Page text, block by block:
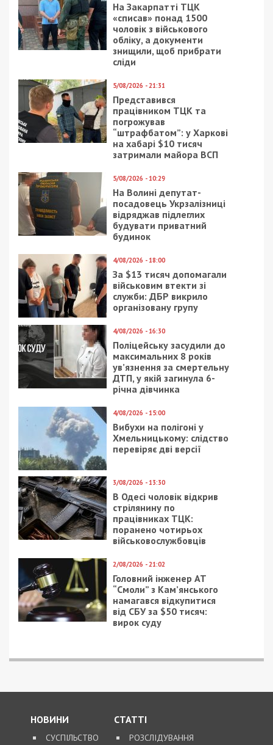
На Закарпатті ТЦК
«списав» понад 1500
чоловік з військового
обліку, а документи
знищили, щоб прибрати
сліди
5/08/2026 - 21:31
Представився
працівником ТЦК та
погрожував
“штрафбатом”: у Харкові
на хабарі $10 тисяч
затримали майора ВСП
5/08/2026 - 10:29
На Волині депутат-
посадовець Укрзалізниці
відряджав підлеглих
будувати приватний
будинок
4/08/2026 - 18:00
За $13 тисяч допомагали
військовим втекти зі
служби: ДБР викрило
організовану групу
4/08/2026 - 16:30
Поліцейську засудили до
максимальних 8 років
ув’язнення за смертельну
ДТП, у якій загинула 6-
річна дівчинка
4/08/2026 - 15:00
Вибухи на полігоні у
Хмельницькому: слідство
перевіряє дві версії
3/08/2026 - 13:30
В Одесі чоловік відкрив
стрілянину по
працівниках ТЦК:
поранено чотирьох
військовослужбовців
2/08/2026 - 21:02
Головний інженер АТ
“Смоли” з Кам’янського
намагався відкупитися
від СБУ за $50 тисяч:
вирок суду
НОВИНИ
СУСПІЛЬСТВО
СТАТТІ
РОЗСЛІДУВАННЯ